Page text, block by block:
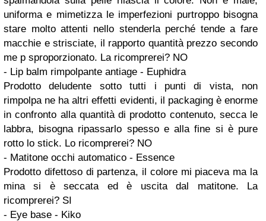
uniforma e mimetizza le imperfezioni purtroppo bisogna
stare molto attenti nello stenderla perché tende a fare
macchie e strisciate, il rapporto quantità prezzo secondo
me p sproporzionato. La ricomprerei? NO
- Lip balm rimpolpante antiage - Euphidra
Prodotto deludente sotto tutti i punti di vista, non
rimpolpa ne ha altri effetti evidenti, il packaging è enorme
in confronto alla quantità di prodotto contenuto, secca le
labbra, bisogna ripassarlo spesso e alla fine si è pure
rotto lo stick. Lo ricomprerei? NO
- Matitone occhi automatico - Essence
Prodotto difettoso di partenza, il colore mi piaceva ma la
mina si è seccata ed è uscita dal matitone. La
ricomprerei? SI
- Eye base - Kiko